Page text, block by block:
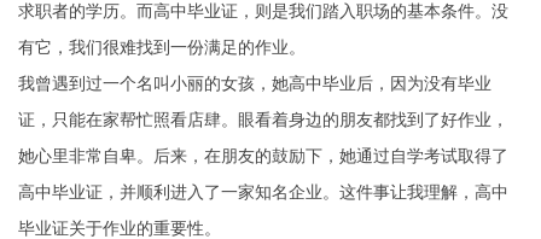
求职者的学历。而高中毕业证，则是我们踏入职场的基本条件。没
有它，我们很难找到一份满足的作业。
我曾遇到过一个名叫小丽的女孩，她高中毕业后，因为没有毕业
证，只能在家帮忙照看店肆。眼看着身边的朋友都找到了好作业，
她心里非常自卑。后来，在朋友的鼓励下，她通过自学考试取得了
高中毕业证，并顺利进入了一家知名企业。这件事让我理解，高中
毕业证关于作业的重要性。